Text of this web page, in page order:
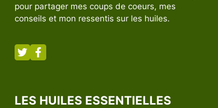
pour partager mes coups de coeurs, mes
conseils et mon ressentis sur les huiles.
LES HUILES ESSENTIELLES